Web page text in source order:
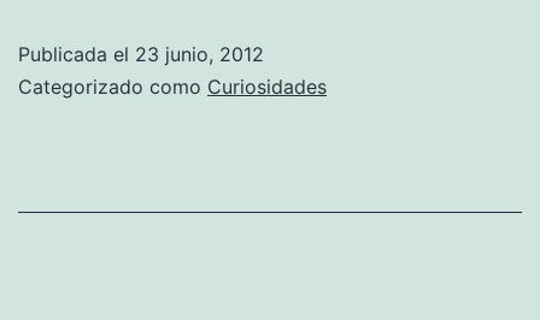
Publicada el 23 junio, 2012
Categorizado como Curiosidades